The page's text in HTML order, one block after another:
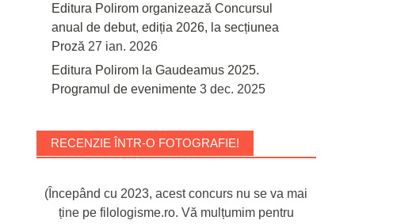
Editura Polirom organizează Concursul
anual de debut, ediția 2026, la secțiunea
Proză 27 ian. 2026
Editura Polirom la Gaudeamus 2025.
Programul de evenimente 3 dec. 2025
RECENZIE ÎNTR-O FOTOGRAFIE!
(Începând cu 2023, acest concurs nu se va mai
ține pe filologisme.ro. Vă mulțumim pentru